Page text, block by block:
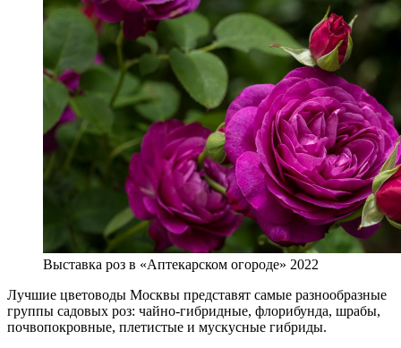
Выставка роз в «Аптекарском огороде» 2022
Лучшие цветоводы Москвы представят самые разнообразные
группы садовых роз: чайно-гибридные, флорибунда, шрабы,
почвопокровные, плетистые и мускусные гибриды.